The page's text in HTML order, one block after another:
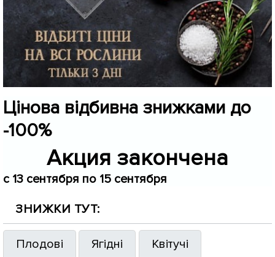
Цінова відбивна знижками до
-100%
Акция закончена
c 13 сентября по 15 сентября
ЗНИЖКИ ТУТ:
Плодові Ягідні Квітучі